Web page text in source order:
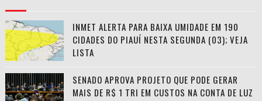
INMET ALERTA PARA BAIXA UMIDADE EM 190
CIDADES DO PIAUÍ NESTA SEGUNDA (03); VEJA
LISTA
SENADO APROVA PROJETO QUE PODE GERAR
MAIS DE R$ 1 TRI EM CUSTOS NA CONTA DE LUZ